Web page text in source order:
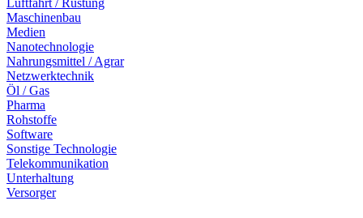
Luftfahrt / Rüstung
Maschinenbau
Medien
Nanotechnologie
Nahrungsmittel / Agrar
Netzwerktechnik
Öl / Gas
Pharma
Rohstoffe
Software
Sonstige Technologie
Telekommunikation
Unterhaltung
Versorger